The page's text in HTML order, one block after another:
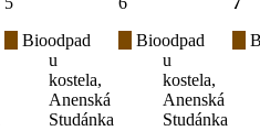
Bioodpad
u
kostela,
Anenská
Studánka
Bioodpad
u
kostela,
Anenská
Studánka